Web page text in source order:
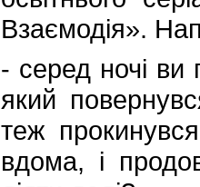
Взаємодія».
- серед ночі ви
який
теж
вдома, і